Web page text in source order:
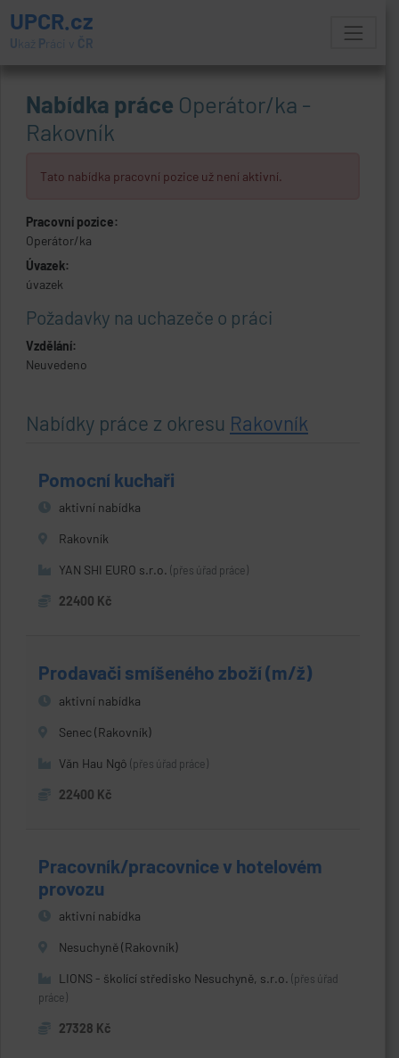
UPCR.cz
U kaž Práci v ČR
Nabídka práce Operátor/ka -
Rakovník
Tato nabídka pracovní pozice už není aktivní.
Pracovní pozice:
Operátor/ka
Úvazek:
úvazek
Požadavky na uchazeče o práci
Vzdělání:
Neuvedeno
Nabídky práce z okresu Rakovník
Pomocní kuchaři
aktivní nabídka
Rakovník
YAN SHI EURO s.r.o. (přes úřad práce)
22400 Kč
Prodavači smíšeného zboží (m/ž)
aktivní nabídka
Senec (Rakovník)
Văn Hau Ngô (přes úřad práce)
22400 Kč
Pracovník/pracovnice v hotelovém
provozu
aktivní nabídka
Nesuchyně (Rakovník)
LIONS - školící středisko Nesuchyně, s.r.o. (přes úřad
práce)
27328 Kč